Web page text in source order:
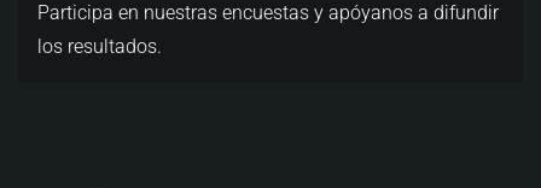
Participa en nuestras encuestas y apóyanos a difundir
los resultados.